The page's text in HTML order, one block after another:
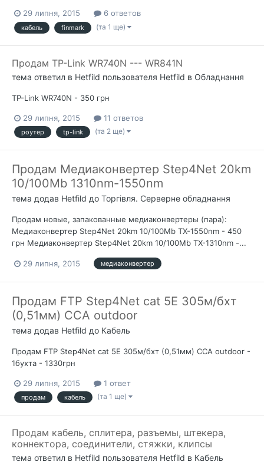
29 липня, 2015 6 ответов
кабель finmark (та 1 ще)
Продам TP-Link WR740N --- WR841N
тема ответил в Hetfild пользователя Hetfild в Обладнання
TP-Link WR740N - 350 грн
29 липня, 2015 11 ответов
роутер tp-link (та 2 ще)
Продам Медиаконвертер Step4Net 20km
10/100Mb 1310nm-1550nm
тема додав Hetfild до Торгівля. Серверне обладнання
Продам новые, запакованные медиаконвертеры (пара):
Медиаконвертер Step4Net 20km 10/100Mb TX-1550nm - 450
грн Медиаконвертер Step4Net 20km 10/100Mb TX-1310nm -...
29 липня, 2015 медиаконвертер
Продам FTP Step4Net cat 5E 305м/бхт
(0,51мм) CCA outdoor
тема додав Hetfild до Кабель
Продам FTP Step4Net cat 5E 305м/бхт (0,51мм) CCA outdoor -
1бухта - 1330грн
29 липня, 2015 1 ответ
продам кабель (та 1 ще)
Продам кабель, сплитера, разъемы, штекера,
коннектора, соединители, стяжки, клипсы
тема ответил в Hetfild пользователя Hetfild в Кабель